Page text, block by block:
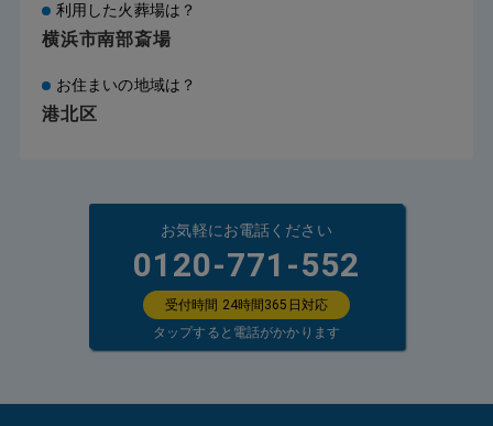
利用した火葬場は？
横浜市南部斎場
お住まいの地域は？
港北区
お気軽にお電話ください
0120-771-552
受付時間 24時間365日対応
タップすると電話がかかります